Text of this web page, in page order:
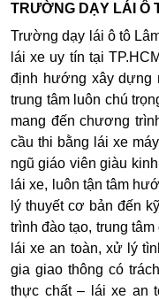
TRƯỜNG DẠY LÁI Ô
Trường dạy lái ô tô
lái xe uy tín tại
định hướng xây dựng
trung tâm luôn chú
mang đến chương
cầu thi bằng lái xe
ngũ giáo viên giàu
lái xe, luôn tận tâm
lý thuyết cơ bản đến
trình đào tạo, trung
lái xe an toàn, xử lý
gia giao thông có
thực chất – lái xe an